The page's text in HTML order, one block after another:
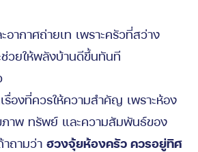
ากาศถ่ายเท เพราะครัวที่สว่าง
ช่วยให้พลังบ้านดีขึ้นทันที
รื่องที่ควรให้ความสำคัญ เพราะห้อง
ภาพ ทรัพย์ และความสัมพันธ์ของ
ถามว่า ฮวงจุ้ยห้องครัว ควรอยู่ทิศ